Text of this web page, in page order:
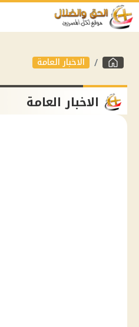
الاخبار العامة
الاخبار العامة